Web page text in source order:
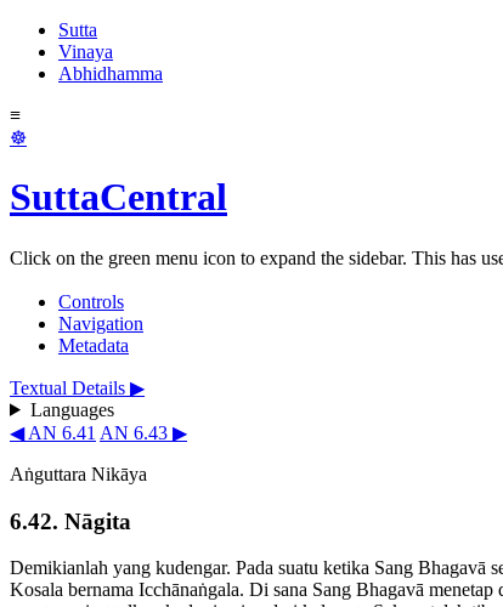
Sutta
Vinaya
Abhidhamma
≡
☸
SuttaCentral
Click on the green menu icon to expand the sidebar. This has
Controls
Navigation
Metadata
Textual Details ▶
Languages
◀ AN 6.41 AN 6.43 ▶
Aṅguttara Nikāya
6.42. Nāgita
Demikianlah yang kudengar. Pada suatu ketika Sang Bhagavā
Kosala bernama Icchānaṅgala. Di sana Sang Bhagavā